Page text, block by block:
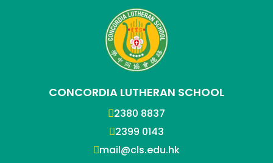
CONCORDIA LUTHERAN SCHOOL
2380 8837
2399 0143
mail@cls.edu.hk